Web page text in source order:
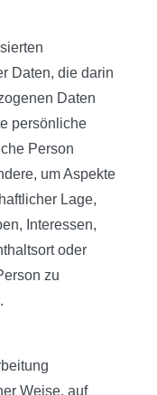
Daten, die darin
Daten
persönliche
Person
um Aspekte
Lage,
Interessen,
oder
zu
Weise, auf